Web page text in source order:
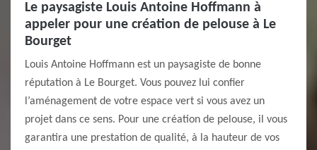
Le paysagiste Louis Antoine Hoffmann à
appeler pour une création de pelouse à Le
Bourget
Louis Antoine Hoffmann est un paysagiste de bonne
réputation à Le Bourget. Vous pouvez lui confier
l’aménagement de votre espace vert si vous avez un
projet dans ce sens. Pour une création de pelouse, il vous
garantira une prestation de qualité, à la hauteur de vos